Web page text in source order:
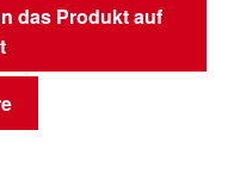
das Produkt auf